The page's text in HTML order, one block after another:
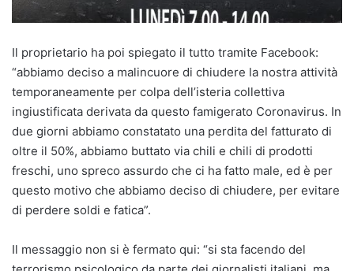
Il proprietario ha poi spiegato il tutto tramite Facebook:
“abbiamo deciso a malincuore di chiudere la nostra attività
temporaneamente per colpa dell’isteria collettiva
ingiustificata derivata da questo famigerato Coronavirus. In
due giorni abbiamo constatato una perdita del fatturato di
oltre il 50%, abbiamo buttato via chili e chili di prodotti
freschi, uno spreco assurdo che ci ha fatto male, ed è per
questo motivo che abbiamo deciso di chiudere, per evitare
di perdere soldi e fatica”.
Il messaggio non si è fermato qui: “si sta facendo del